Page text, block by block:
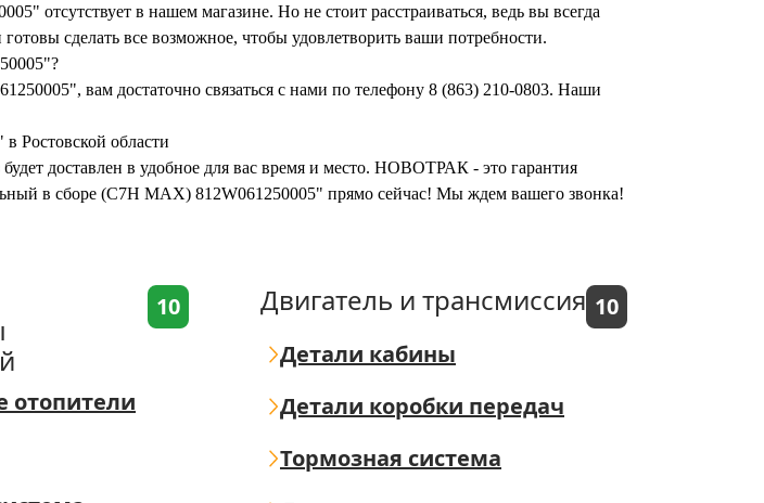
отсутствует в нашем магазине. Но не стоит расстраиваться, ведь вы всегда
сделать все возможное, чтобы удовлетворить ваши потребности.
вам достаточно связаться с нами по телефону 8 (863) 210-0803. Наши
Ростовской области
доставлен в удобное для вас время и место. НОВОТРАК - это гарантия
в сборе (C7H MAX) 812W061250005" прямо сейчас! Мы ждем вашего звонка!
10
отопители
Двигатель и трансмиссия 10
Детали кабины
Детали коробки передач
Тормозная система